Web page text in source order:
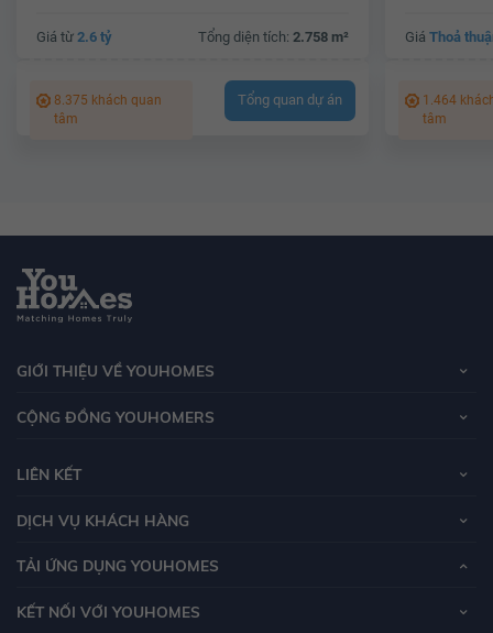
Giá từ 2.6 tỷ Tổng diện tích: 2.758 m²
8.375 khách quan
tâm
Tổng quan dự án
Giá Thoả
1.464
tâm
GIỚI THIỆU VỀ YOUHOMES
CỘNG ĐỒNG YOUHOMERS
LIÊN KẾT
DỊCH VỤ KHÁCH HÀNG
TẢI ỨNG DỤNG YOUHOMES
KẾT NỐI VỚI YOUHOMES